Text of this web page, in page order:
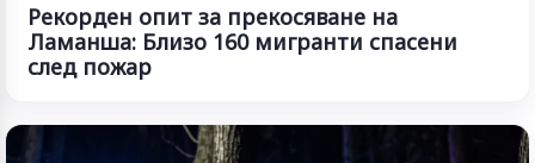
Рекорден опит за прекосяване на
Ламанша: Близо 160 мигранти спасени
след пожар